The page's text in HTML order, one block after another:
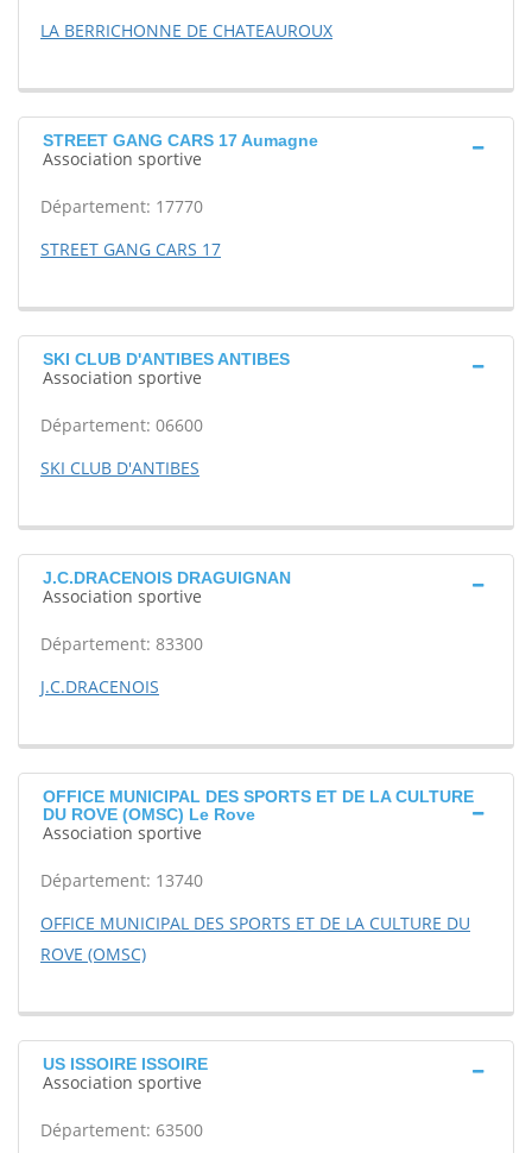
LA BERRICHONNE DE CHATEAUROUX
STREET GANG CARS 17 Aumagne
Association sportive
Département: 17770
STREET GANG CARS 17
SKI CLUB D'ANTIBES ANTIBES
Association sportive
Département: 06600
SKI CLUB D'ANTIBES
J.C.DRACENOIS DRAGUIGNAN
Association sportive
Département: 83300
J.C.DRACENOIS
OFFICE MUNICIPAL DES SPORTS ET DE LA CULTURE
DU ROVE (OMSC) Le Rove
Association sportive
Département: 13740
OFFICE MUNICIPAL DES SPORTS ET DE LA CULTURE DU
ROVE (OMSC)
US ISSOIRE ISSOIRE
Association sportive
Département: 63500